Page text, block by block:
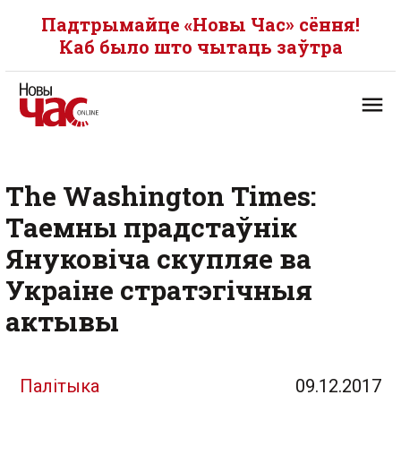
Падтрымайце «Новы Час» сёння!
Каб было што чытаць заўтра
The Washington Times:
Таемны прадстаўнік
Януковіча скупляе ва
Украіне стратэгічныя
актывы
Палітыка 09.12.2017